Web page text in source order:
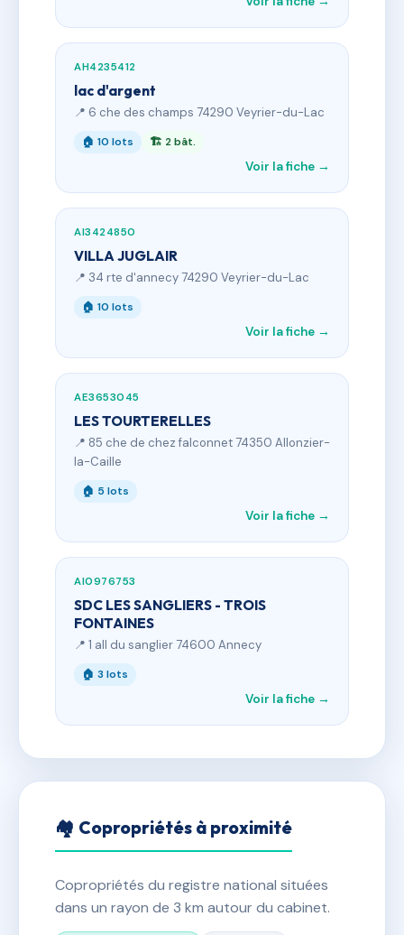
AH4235412
lac d'argent
📍 6 che des champs 74290 Veyrier-du-Lac
🏠 10 lots 🏗 2 bât.
Voir la fiche →
AI3424850
VILLA JUGLAIR
📍 34 rte d'annecy 74290 Veyrier-du-Lac
🏠 10 lots
Voir la fiche →
AE3653045
LES TOURTERELLES
📍 85 che de chez falconnet 74350 Allonzier-
la-Caille
🏠 5 lots
Voir la fiche →
AI0976753
SDC LES SANGLIERS - TROIS
FONTAINES
📍 1 all du sanglier 74600 Annecy
🏠 3 lots
Voir la fiche →
🏘 Copropriétés à proximité
Copropriétés du registre national situées
dans un rayon de 3 km autour du cabinet.